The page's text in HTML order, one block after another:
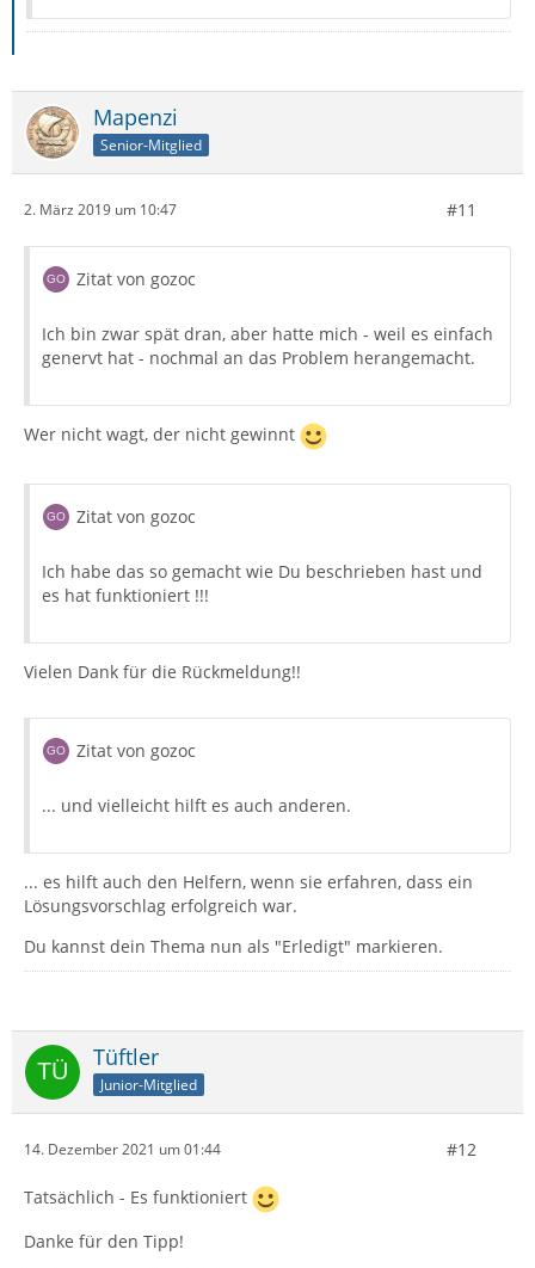
Mapenzi
Senior-Mitglied
2. März 2019 um 10:47 #11
Zitat von gozoc
Ich bin zwar spät dran, aber hatte mich - weil es einfach
genervt hat - nochmal an das Problem herangemacht.
Wer nicht wagt, der nicht gewinnt
Zitat von gozoc
Ich habe das so gemacht wie Du beschrieben hast und
es hat funktioniert !!!
Vielen Dank für die Rückmeldung!!
Zitat von gozoc
... und vielleicht hilft es auch anderen.
... es hilft auch den Helfern, wenn sie erfahren, dass ein
Lösungsvorschlag erfolgreich war.
Du kannst dein Thema nun als "Erledigt" markieren.
Tüftler
Junior-Mitglied
14. Dezember 2021 um 01:44 #12
Tatsächlich - Es funktioniert
Danke für den Tipp!